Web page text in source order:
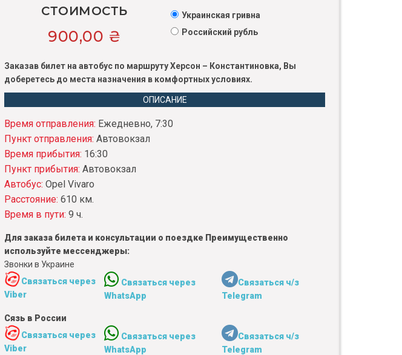
СТОИМОСТЬ
900,00 ₴
Украинская гривна
Российский рубль
Заказав билет на автобус по маршруту Херсон – Константиновка, Вы
доберетесь до места назначения в комфортных условиях.
ОПИСАНИЕ
Время отправления: Ежедневно, 7:30
Пункт отправления: Автовокзал
Время прибытия: 16:30
Пункт прибытия: Автовокзал
Автобус: Opel Vivaro
Расстояние: 610 км.
Время в пути: 9 ч.
Для заказа билета и консультации о поездке Преимущественно
используйте мессенджеры:
Звонки в Украине
Связаться через
Viber
Связаться через
WhatsApp
Связаться ч/з
Telegram
Сязь в России
Связаться через
Viber
Связаться через
WhatsApp
Связаться ч/з
Telegram